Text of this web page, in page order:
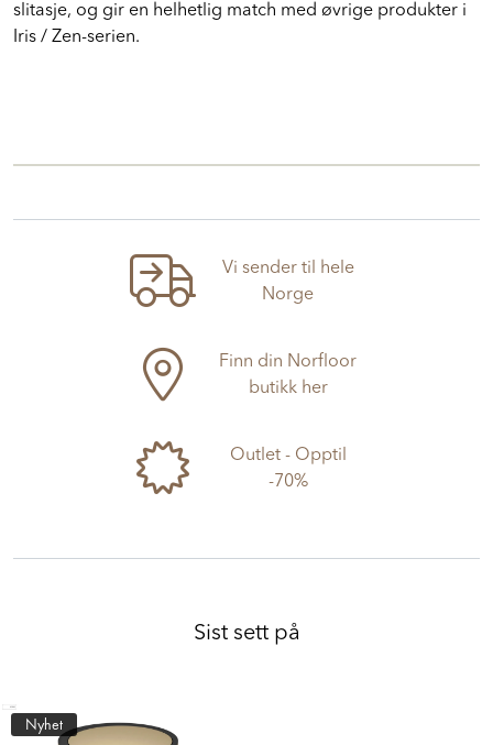
slitasje, og gir en helhetlig match med øvrige produkter i
Iris / Zen-serien.
Vi sender til hele
Norge
Finn din Norfloor
butikk her
Outlet - Opptil
-70%
Sist sett på
Nyhet